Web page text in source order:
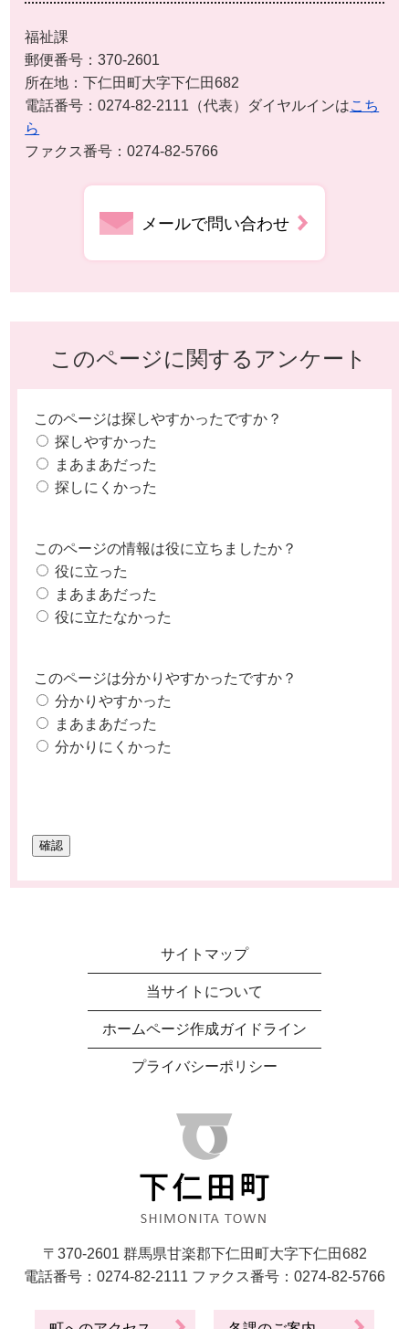
福祉課
郵便番号：370-2601
所在地：下仁田町大字下仁田682
電話番号：0274-82-2111（代表）ダイヤルインはこち
ら
ファクス番号：0274-82-5766
メールで問い合わせ
このページに関するアンケート
このページは探しやすかったですか？
探しやすかった
まあまあだった
探しにくかった
このページの情報は役に立ちましたか？
役に立った
まあまあだった
役に立たなかった
このページは分かりやすかったですか？
分かりやすかった
まあまあだった
分かりにくかった
サイトマップ
当サイトについて
ホームページ作成ガイドライン
プライバシーポリシー
〒370-2601 群馬県甘楽郡下仁田町大字下仁田682
電話番号：0274-82-2111 ファクス番号：0274-82-5766